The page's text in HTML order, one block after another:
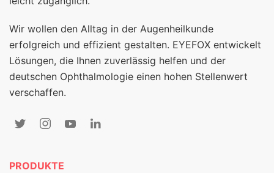
Wir wollen den Alltag in der Augenheilkunde
erfolgreich und effizient gestalten. EYEFOX entwickelt
Lösungen, die Ihnen zuverlässig helfen und der
deutschen Ophthalmologie einen hohen Stellenwert
verschaffen.
PRODUKTE